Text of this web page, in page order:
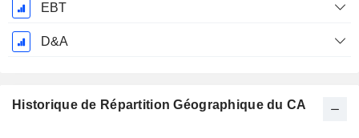
EBT
D&A
Historique de Répartition Géographique du CA